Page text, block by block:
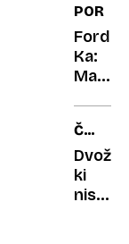
vozila
dedek
in
babica
Ford
Ka:
Mali
je
upal
biti
čuden
ČUDNI
ki
niso